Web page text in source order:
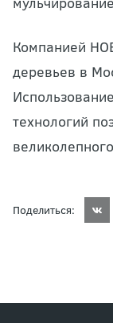
Компанией
деревьев в
технологий
Поделиться: